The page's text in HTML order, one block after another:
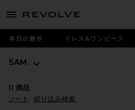
menu - shows more content
本日の新作 ドレス&ワンピース
SAM.
11 商品
ソート
絞り込み検索